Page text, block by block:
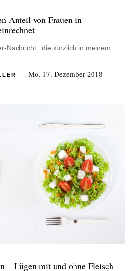
Anteil von Frauen in
Nachricht , die kürzlich in meinem
Mo, 17. Dezember 2018
– Lügen mit und ohne Fleisch